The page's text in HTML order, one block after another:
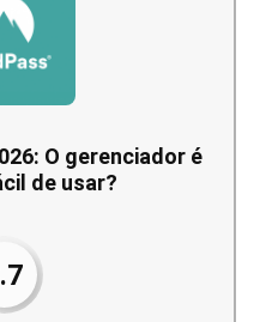
O gerenciador é
de usar?